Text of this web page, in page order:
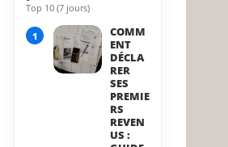
25 August 2022
Top 10 (7 jours)
1
COMM
ENT
DÉCLA
RER
SES
PREMIE
RS
REVEN
US :